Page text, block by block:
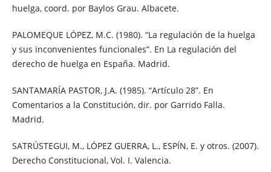
huelga, coord. por Baylos Grau. Albacete.
PALOMEQUE LÓPEZ, M.C. (1980). “La regulación de la huelga
y sus inconvenientes funcionales”. En La regulación del
derecho de huelga en España. Madrid.
SANTAMARÍA PASTOR, J.A. (1985). “Artículo 28”. En
Comentarios a la Constitución, dir. por Garrido Falla.
Madrid.
SATRÚSTEGUI, M., LÓPEZ GUERRA, L., ESPÍN, E. y otros. (2007).
Derecho Constitucional, Vol. I. Valencia.